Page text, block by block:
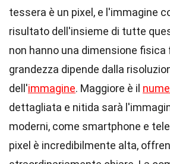
tessera è un pixel, e l'immagine
risultato dell'insieme di tutte
non hanno una dimensione fisica
grandezza dipende dalla
dell'immagine. Maggiore è il
dettagliata e nitida sarà
moderni, come smartphone e
pixel è incredibilmente alta,